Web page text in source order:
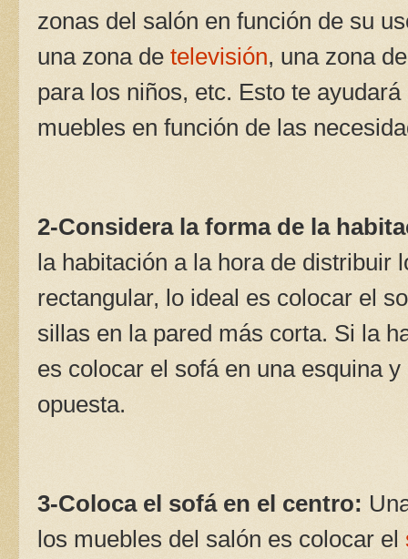
zonas del salón en función de su
una zona de televisión, una zona
para los niños, etc. Esto te
muebles en función de las
2-Considera la forma de la
la habitación a la hora de distribuir
rectangular, lo ideal es colocar el
sillas en la pared más corta. Si la
es colocar el sofá en una esquina
opuesta.
3-Coloca el sofá en el centro:
los muebles del salón es colocar el